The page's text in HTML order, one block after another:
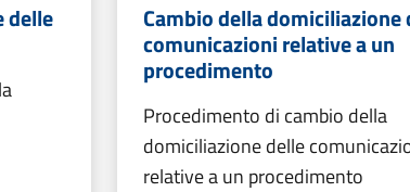
delle Cambio della domiciliazione
comunicazioni relative a un
procedimento
Procedimento di cambio della
domiciliazione delle
relative a un procedimento